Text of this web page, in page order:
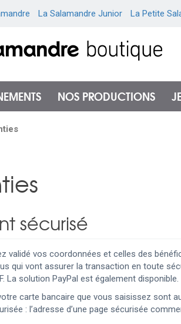
La Salamandre Junior La Petite
NOS PRODUCTIONS
sécurisé
validé vos coordonnées et celles des
qui vont assurer la transaction en toute
La solution PayPal est également disponible.
carte bancaire que vous saisissez sont
: l’adresse d’une page sécurisée